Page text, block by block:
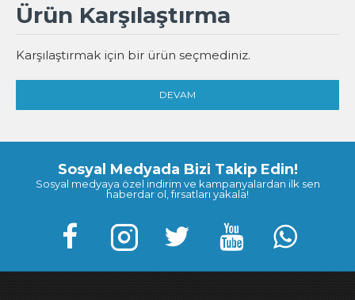
Ürün Karşılaştırma
Karşılaştırmak için bir ürün seçmediniz.
DEVAM
Sosyal Medyada Bizi Takip Edin!
Sosyal medyaya özel indirim ve kampanyalardan ilk sen
haberdar ol, fırsatları yakala!